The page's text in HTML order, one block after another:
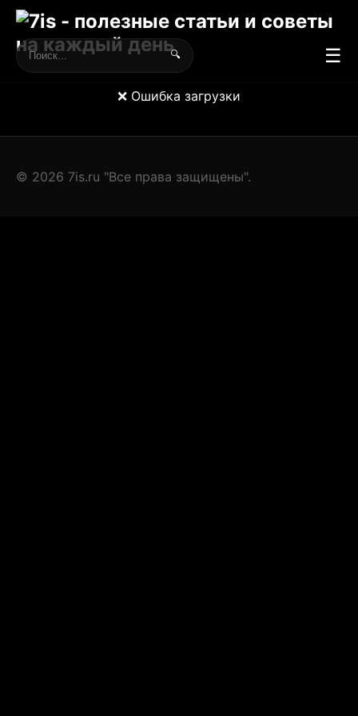
🔍 ☰
❌ Ошибка загрузки
© 2026 7is.ru "Все права защищены".